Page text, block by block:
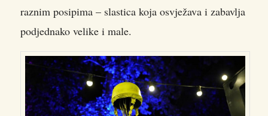
raznim posipima – slastica koja osvježava i zabavlja
podjednako velike i male.